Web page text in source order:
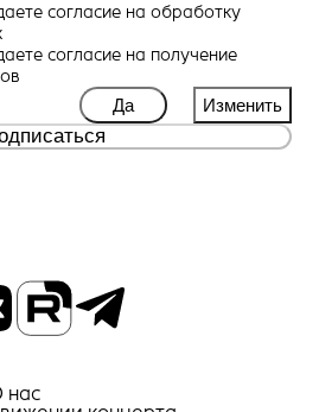
согласие на обработку
согласие на получение
Да Изменить
нас